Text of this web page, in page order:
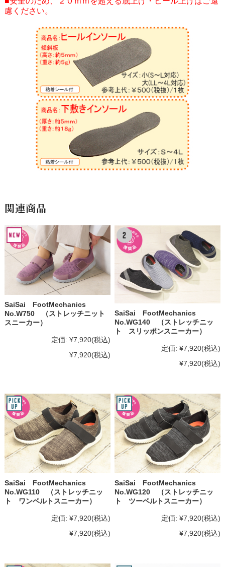
慮ください。
関連商品
SaiSai FootMechanics
No.W750 （ストレッチニット
スニーカー）
定価: ¥7,920(税込)
¥7,920(税込)
SaiSai FootMechanics
No.WG140 （ストレッチニッ
ト スリッポンスニーカー）
定価: ¥7,920(税込)
¥7,920(税込)
SaiSai FootMechanics
No.WG110 （ストレッチニッ
ト ワンベルトスニーカー）
定価: ¥7,920(税込)
¥7,920(税込)
SaiSai FootMechanics
No.WG120 （ストレッチニッ
ト ツーベルトスニーカー）
定価: ¥7,920(税込)
¥7,920(税込)